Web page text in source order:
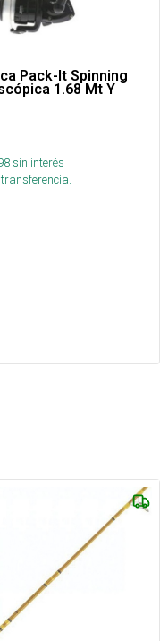
Pack-It Spinning
1.68 Mt Y
sin interés